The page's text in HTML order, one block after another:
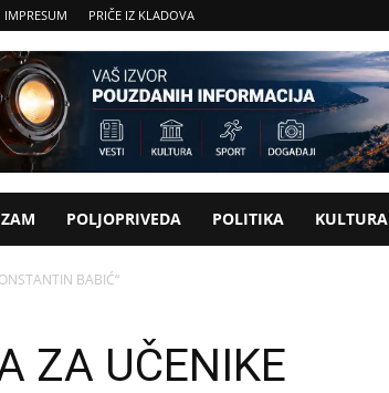
IMPRESUM PRIČE IZ KLADOVA
POLJOPRIVEDA POLITIKA KULTURA
BABIĆ“
ZA UČENIKE